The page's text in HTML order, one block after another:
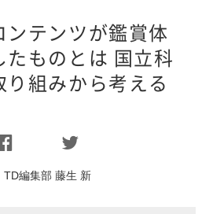
ンテンツが鑑賞体
ものとは 国立科
組みから考える
TD編集部 藤生 新